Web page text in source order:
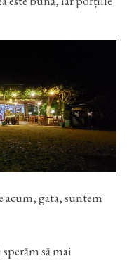
acum, gata, suntem
să mai